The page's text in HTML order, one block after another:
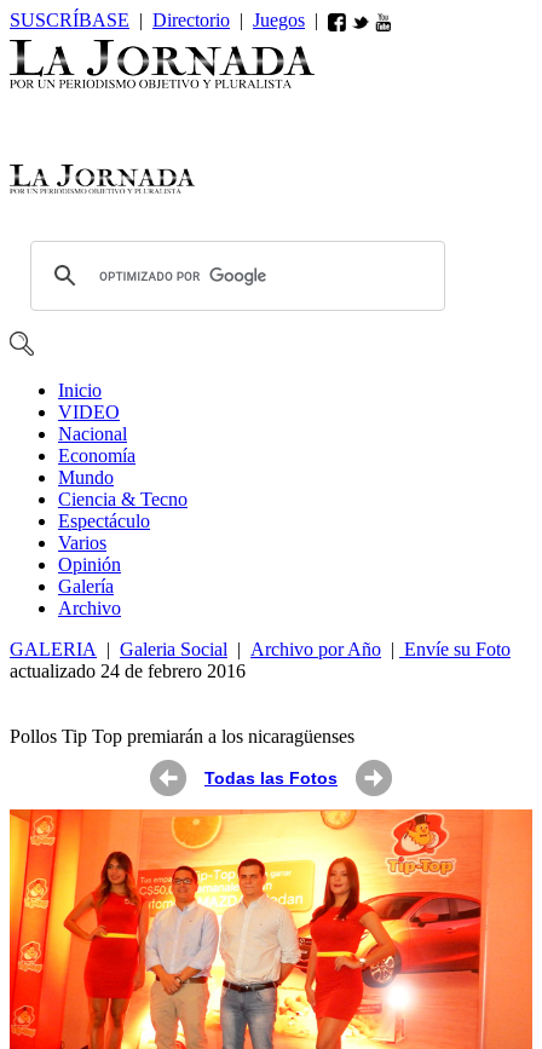
SUSCRÍBASE | Directorio | Juegos |
Inicio
VIDEO
Nacional
Economía
Mundo
Ciencia & Tecno
Espectáculo
Varios
Opinión
Galería
Archivo
GALERIA
| Galeria Social | Archivo por Año | Envíe su Foto
actualizado 24 de febrero 2016
Pollos Tip Top premiarán a los nicaragüenses
Todas las Fotos